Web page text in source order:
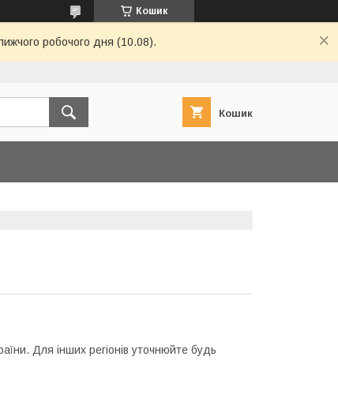
Кошик
робочого дня (10.08).
Кошик
Для інших регіонів уточнюйте будь